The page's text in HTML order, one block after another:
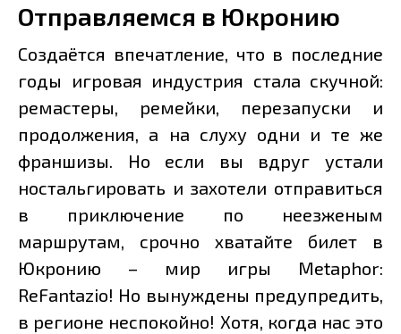
Отправляемся в Юкронию
Создаётся впечатление, что в последние
годы игровая индустрия стала скучной:
ремастеры, ремейки, перезапуски и
продолжения, а на слуху одни и те же
франшизы. Но если вы вдруг устали
ностальгировать и захотели отправиться
в приключение по неезженым
маршрутам, срочно хватайте билет в
Юкронию – мир игры Metaphor:
ReFantazio! Но вынуждены предупредить,
в регионе неспокойно! Хотя, когда нас это